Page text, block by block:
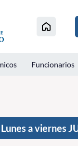
Funcionarios
Lunes a viernes